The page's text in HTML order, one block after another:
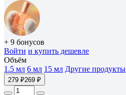
+ 9 бонусов
Войти и купить дешевле
Объём
1.5 мл 6 мл 15 мл Другие продукты
279 ₽269 ₽